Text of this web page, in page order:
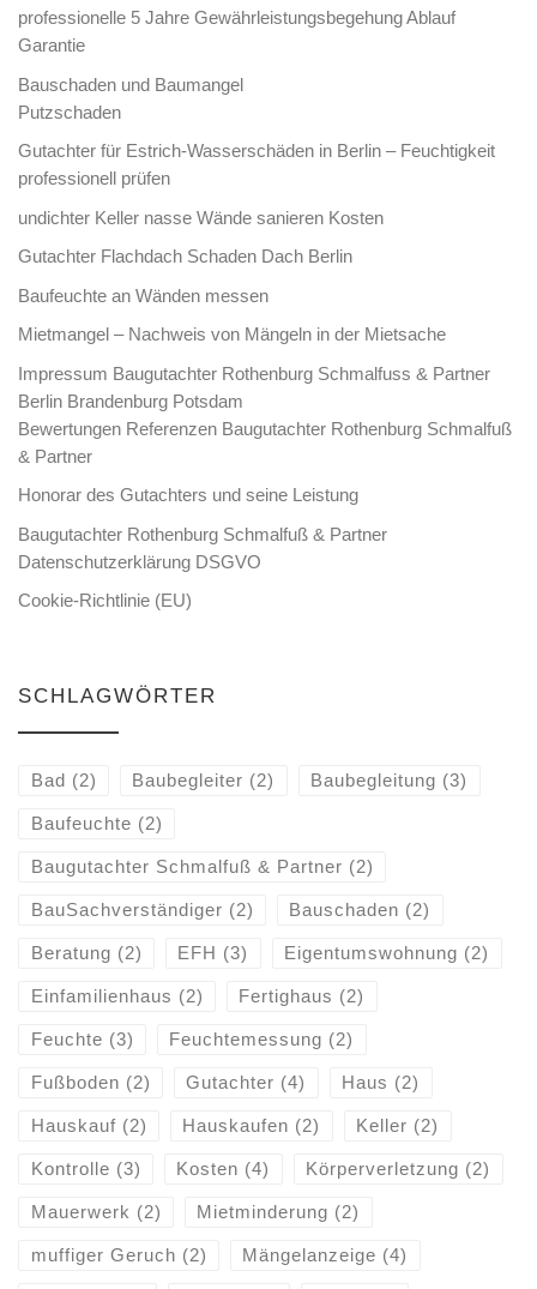
professionelle 5 Jahre Gewährleistungsbegehung Ablauf
Garantie
Bauschaden und Baumangel
Putzschaden
Gutachter für Estrich-Wasserschäden in Berlin – Feuchtigkeit
professionell prüfen
undichter Keller nasse Wände sanieren Kosten
Gutachter Flachdach Schaden Dach Berlin
Baufeuchte an Wänden messen
Mietmangel – Nachweis von Mängeln in der Mietsache
Impressum Baugutachter Rothenburg Schmalfuss & Partner
Berlin Brandenburg Potsdam
Bewertungen Referenzen Baugutachter Rothenburg Schmalfuß
& Partner
Honorar des Gutachters und seine Leistung
Baugutachter Rothenburg Schmalfuß & Partner
Datenschutzerklärung DSGVO
Cookie-Richtlinie (EU)
SCHLAGWÖRTER
Bad (2) Baubegleiter (2) Baubegleitung (3)
Baufeuchte (2)
Baugutachter Schmalfuß & Partner (2)
BauSachverständiger (2) Bauschaden (2)
Beratung (2) EFH (3) Eigentumswohnung (2)
Einfamilienhaus (2) Fertighaus (2)
Feuchte (3) Feuchtemessung (2)
Fußboden (2) Gutachter (4) Haus (2)
Hauskauf(2) Hauskaufen (2) Keller (2)
Kontrolle (3) Kosten (4) Körperverletzung (2)
Mauerwerk (2) Mietminderung (2)
muffiger Geruch (2) Mängelanzeige (4)